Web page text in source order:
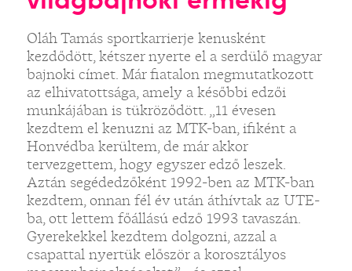
Oláh Tamás sportkarrierje kenusként
kezdődött, kétszer nyerte el a serdülő magyar
bajnoki címet. Már fiatalon megmutatkozott
az elhivatottsága, amely a későbbi edzői
munkájában is tükröződött. „11 évesen
kezdtem el kenuzni az MTK-ban, ifiként a
Honvédba kerültem, de már akkor
tervezgettem, hogy egyszer edző leszek.
Aztán segédedzőként 1992-ben az MTK-ban
kezdtem, onnan fél év után áthívtak az UTE-
ba, ott lettem főállású edző 1993 tavaszán.
Gyerekekkel kezdtem dolgozni, azzal a
csapattal nyertük először a korosztályos